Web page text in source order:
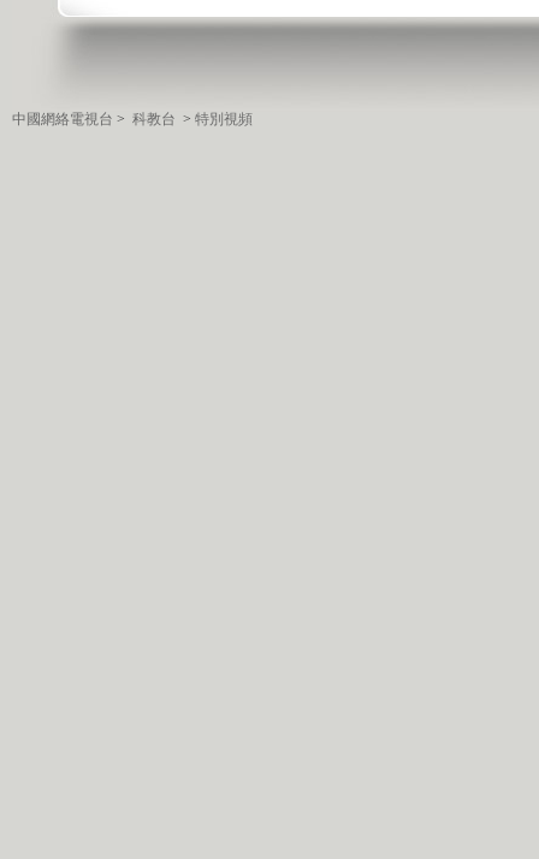
中國網絡電視台 > 科教台 > 特別視頻